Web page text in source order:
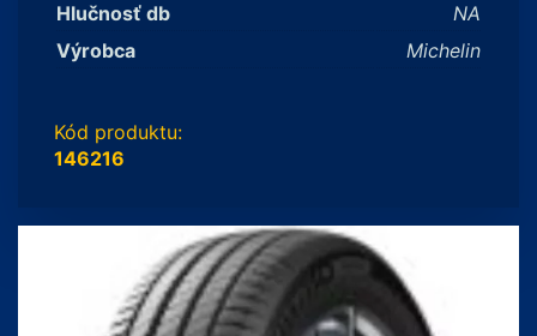
Hlučnosť db
NA
Výrobca
Michelin
Kód produktu:
146216